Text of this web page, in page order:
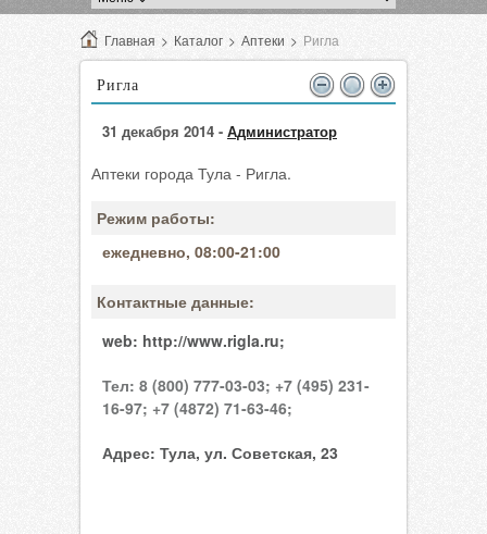
Главная > Каталог > Аптеки > Ригла
Ригла
31 декабря 2014 - Администратор
Аптеки города Тула - Ригла.
Режим работы:
ежедневно, 08:00-21:00
Контактные данные:
web: http://www.rigla.ru;
Тел: 8 (800) 777-03-03; +7 (495) 231-
16-97; +7 (4872) 71-63-46;
Адрес: Тула, ул. Советская, 23